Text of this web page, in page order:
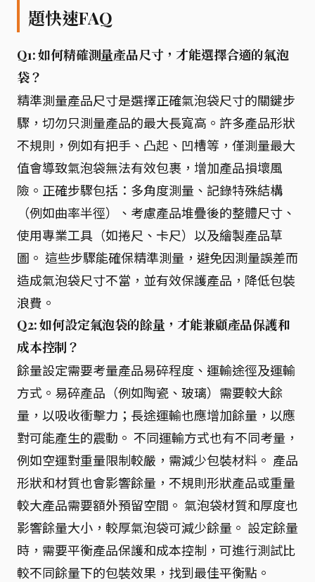
題快速FAQ
Q1: 如何精確測量產品尺寸，才能選擇合適的氣泡
袋？
精準測量產品尺寸是選擇正確氣泡袋尺寸的關鍵步
驟，切勿只測量產品的最大長寬高。許多產品形狀
不規則，例如有把手、凸起、凹槽等，僅測量最大
值會導致氣泡袋無法有效包裹，增加產品損壞風
險。正確步驟包括：多角度測量、記錄特殊結構
（例如曲率半徑）、考慮產品堆疊後的整體尺寸、
使用專業工具（如捲尺、卡尺）以及繪製產品草
圖。 這些步驟能確保精準測量，避免因測量誤差而
造成氣泡袋尺寸不當，並有效保護產品，降低包裝
浪費。
Q2: 如何設定氣泡袋的餘量，才能兼顧產品保護和
成本控制？
餘量設定需要考量產品易碎程度、運輸途徑及運輸
方式。易碎產品（例如陶瓷、玻璃）需要較大餘
量，以吸收衝擊力；長途運輸也應增加餘量，以應
對可能產生的震動。 不同運輸方式也有不同考量，
例如空運對重量限制較嚴，需減少包裝材料。 產品
形狀和材質也會影響餘量，不規則形狀產品或重量
較大產品需要額外預留空間。 氣泡袋材質和厚度也
影響餘量大小，較厚氣泡袋可減少餘量。 設定餘量
時，需要平衡產品保護和成本控制，可進行測試比
較不同餘量下的包裝效果，找到最佳平衡點。